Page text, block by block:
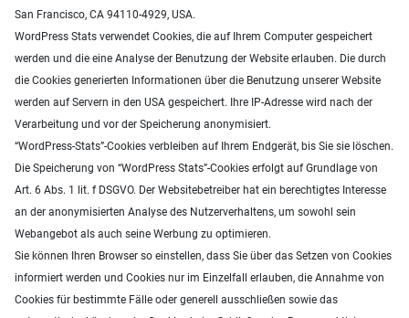
San Francisco, CA 94110-4929, USA.
WordPress Stats verwendet Cookies, die auf Ihrem Computer gespeichert
werden und die eine Analyse der Benutzung der Website erlauben. Die durch
die Cookies generierten Informationen über die Benutzung unserer Website
werden auf Servern in den USA gespeichert. Ihre IP-Adresse wird nach der
Verarbeitung und vor der Speicherung anonymisiert.
“WordPress-Stats”-Cookies verbleiben auf Ihrem Endgerät, bis Sie sie löschen.
Die Speicherung von “WordPress Stats”-Cookies erfolgt auf Grundlage von
Art. 6 Abs. 1 lit. f DSGVO. Der Websitebetreiber hat ein berechtigtes Interesse
an der anonymisierten Analyse des Nutzerverhaltens, um sowohl sein
Webangebot als auch seine Werbung zu optimieren.
Sie können Ihren Browser so einstellen, dass Sie über das Setzen von Cookies
informiert werden und Cookies nur im Einzelfall erlauben, die Annahme von
Cookies für bestimmte Fälle oder generell ausschließen sowie das